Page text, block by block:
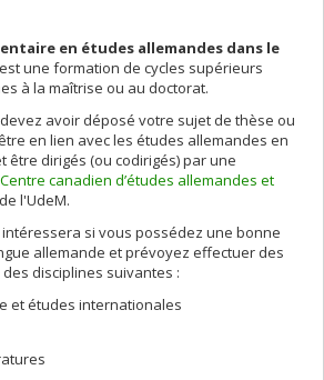
en études allemandes dans le
est une formation de cycles supérieurs
à la maîtrise ou au doctorat.
avoir déposé votre sujet de thèse ou
en lien avec les études allemandes en
être dirigés (ou codirigés) par une
Centre canadien d’études allemandes et
de l'UdeM.
si vous possédez une bonne
allemande et prévoyez effectuer des
disciplines suivantes :
et études internationales